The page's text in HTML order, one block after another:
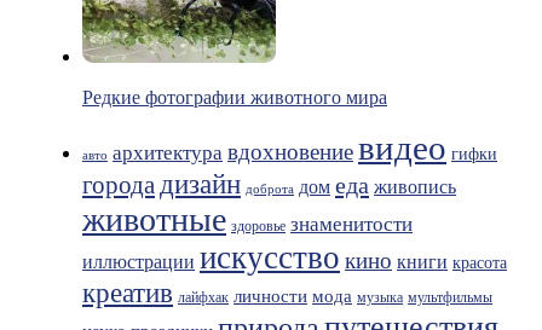
Редкие фотографии животного мира
авто архитектура вдохновениевидео гифки
городадизайн доброта дом еда живопись
животные здоровье знаменитости
иллюстрации искусство кино книги красота
креатив лайфхак личности мода музыка мультфильмы